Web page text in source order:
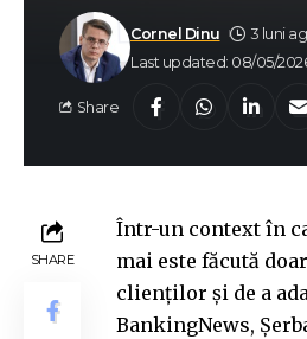
Last updated: 08/05/2026
Cornel Dinu 3 luni
Share
SHARE
Într-un context în
mai este făcută
clienților și de a
BankingNews,